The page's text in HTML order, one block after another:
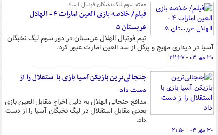
هفته سوم لیگ نخبگان فوتبال آسیا؛
فیلم/ خلاصه بازی العین امارات ۴ - الهلال
عربستان ۵
تیم فوتبال الهلال عربستان در دور سوم لیگ نخبگان
آسیا در دیداری مهیج و پرگل از سد العین امارات عبور کرد.
۳۰ مهر ۰۳ - ۲۲:۳۷
جنجالی‌ترین بازیکن آسیا بازی با استقلال را از
دست داد
مدافع جنجالی الهلال به دلیل اخراج مقابل العین بازی
بعدی مقابل استقلال در لیگ نخبگان آسیا را از دست
داد.
۳۰ مهر ۰۳ - ۲۱:۵۰